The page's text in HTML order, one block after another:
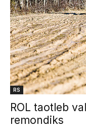
RS
ROL taotleb
remondiks